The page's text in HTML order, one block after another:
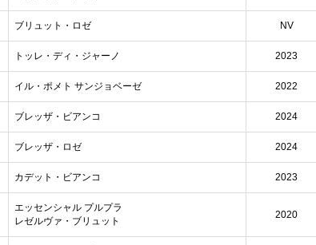
ブリュット・ロゼ NV
トッレ・ディ・ジャーノ 2023
イル・ポメト サンジョベーゼ 2022
ブレッザ・ビアンコ 2024
ブレッザ・ロゼ 2024
カデット・ビアンコ 2023
エッセンシャル プルプラ
レゼルヴァ・ブリュット
2020